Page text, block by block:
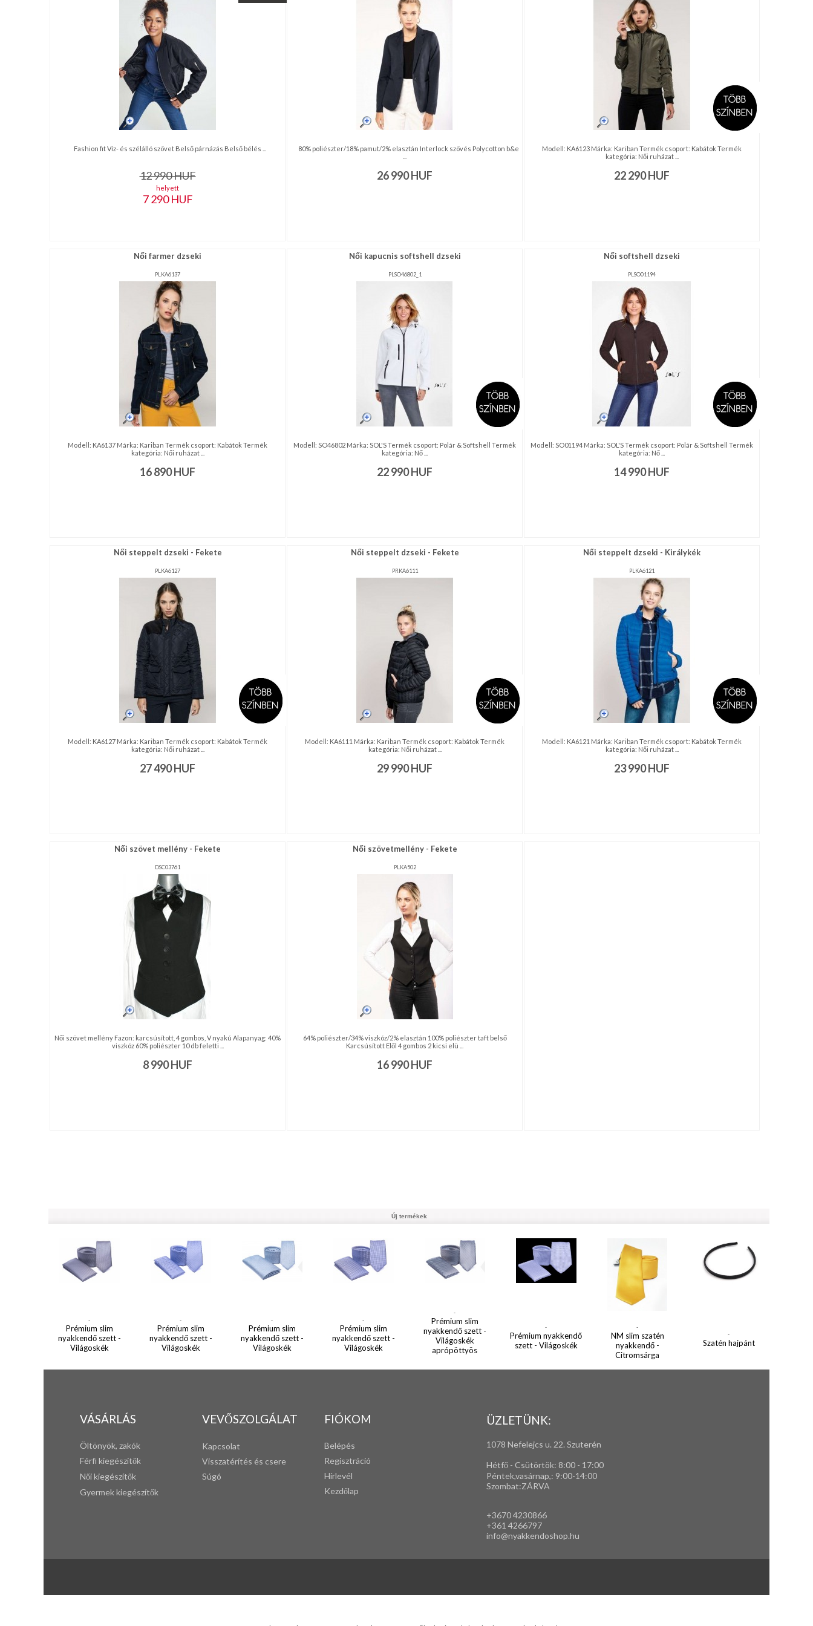
NAGYKERESKEDELEM
MÉRETTÁBLÁZAT
TERMÉKEKFashion fit Víz- és szélálló szövet Belső párnázás Belső bélés ...
12 990HUF
helyett
7 290HUF
80% poliészter/18% pamut/2% elasztán Interlock szövés Polycotton b&e
26 990HUF
Modell: KA6123 Márka: Kariban Termék csoport: Kabátok Termék
kategória: Női ruházat ...
22 290HUF
Női farmer dzseki
PLKA6137
Modell: KA6137 Márka: Kariban Termék csoport: Kabátok Termék
kategória: Női ruházat ...
16 890HUF
Női kapucnis softshell dzseki
PLSO46802_1
Modell: SO46802 Márka: SOL'S Termék csoport: Polár & Softshell Termék
kategória: Nő ...
22 990HUF
Női softshell dzseki
PLSO01194
Modell: SO01194 Márka: SOL'S Termék csoport: Polár & Softshell Termék
kategória: Nő ...
14 990HUF
Női steppelt dzseki - Fekete
PLKA6127
Modell: KA6127 Márka: Kariban Termék csoport: Kabátok Termék
kategória: Női ruházat ...
27 490HUF
Női steppelt dzseki - Fekete
PRKA6111
Modell: KA6111 Márka: Kariban Termék csoport: Kabátok Termék
kategória: Női ruházat ...
29 990HUF
Női steppelt dzseki - Királykék
PLKA6121
Modell: KA6121 Márka: Kariban Termék csoport: Kabátok Termék
kategória: Női ruházat ...
23 990HUF
Női szövet mellény - Fekete
DSC03761
Női szövet mellény Fazon: karcsúsított, 4 gombos, V nyakú Alapanyag: 40%
viszkóz 60% poliészter 10 db feletti ...
8 990HUF
Női szövetmellény - Fekete
PLKA502
64% poliészter/34% viszkóz/2% elasztán 100% poliészter taft belső
Karcsúsított Elől 4 gombos 2 kicsi elü ...
16 990HUF
Új termékek
-
Prémium slim
nyakkendő szett -
Világoskék
-
Prémium slim
nyakkendő szett -
Világoskék
-
Prémium slim
nyakkendő szett -
Világoskék
-
Prémium slim
nyakkendő szett -
Világoskék
-
Prémium slim
nyakkendő szett -
Világoskék
aprópöttyös
-
Prémium nyakkendő
szett - Világoskék
-
NM slim szatén
nyakkendő -
Citromsárga
-
Szatén hajpánt
VÁSÁRLÁS
Öltönyök, zakók
Férfi kiegészítők
Női kiegészítők
Gyermek kiegészítők
VEVŐSZOLGÁLAT
Kapcsolat
Visszatérítés és csere
Súgó
FIÓKOM
Belépés
Regisztráció
Hírlevél
Kezdőlap
ÜZLETÜNK:
1078 Nefelejcs u. 22. Szuterén
Hétfő - Csütörtök: 8:00 - 17:00
Péntek,vasárnap,: 9:00-14:00
Szombat:ZÁRVA
+3670 4230866
+361 4266797
info@nyakkendoshop.hu